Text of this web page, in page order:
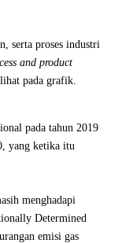
serta proses industri
and product
pada grafik.
pada tahun 2019
yang ketika itu
menghadapi
Determined
emisi gas